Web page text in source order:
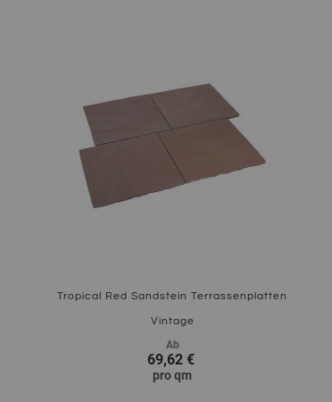
Tropical Red Sandstein Terrassenplatten
Vintage
Ab
69,62 €
proqm